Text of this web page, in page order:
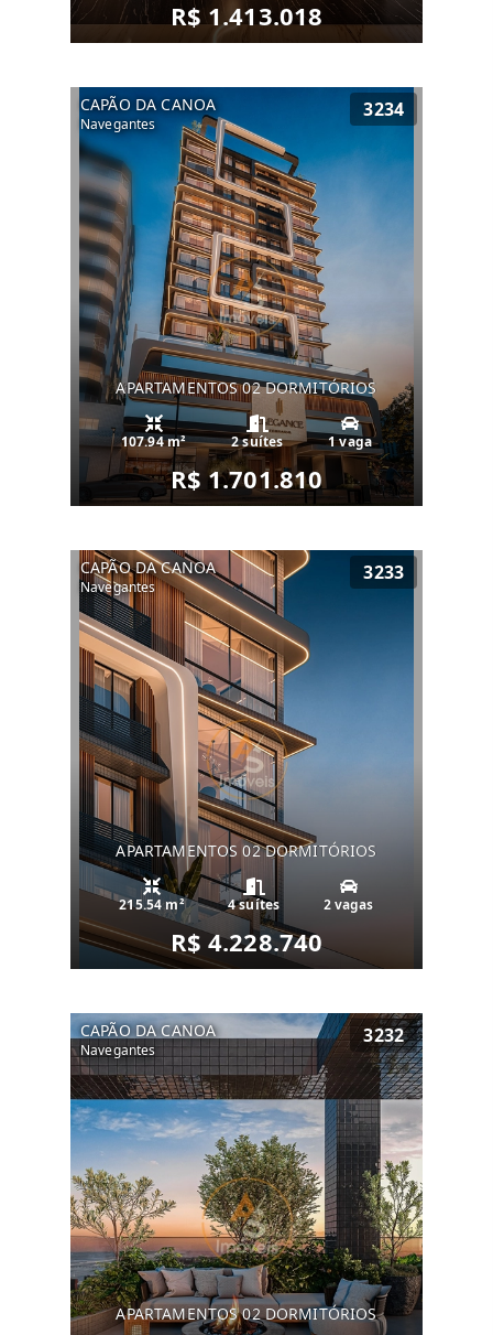
R$ 1.413.018
CAPÃO DA CANOA
Navegantes
3234
APARTAMENTOS 02 DORMITÓRIOS
107.94 m² 2 suítes 1 vaga
R$ 1.701.810
CAPÃO DA CANOA
Navegantes
3233
APARTAMENTOS 02 DORMITÓRIOS
215.54 m² 4 suítes 2 vagas
R$ 4.228.740
CAPÃO DA CANOA
Navegantes
3232
APARTAMENTOS 02 DORMITÓRIOS